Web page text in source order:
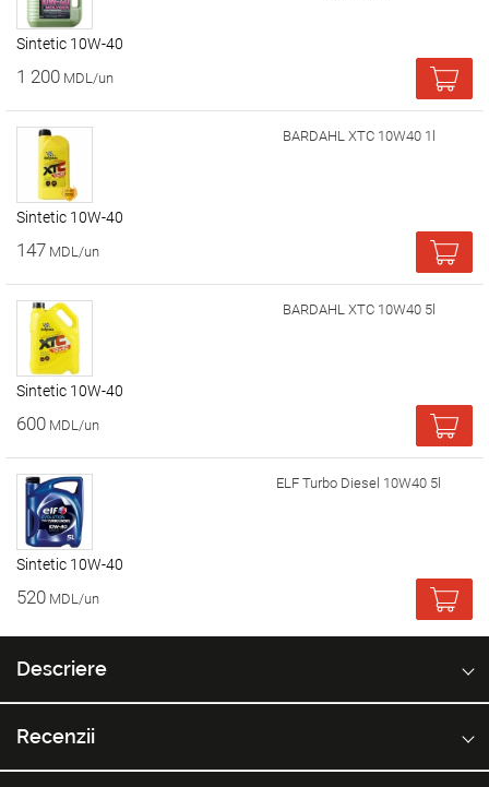
Sintetic 10W-40
1 200 MDL/un
BARDAHL XTC 10W40 1l
Sintetic 10W-40
147 MDL/un
BARDAHL XTC 10W40 5l
Sintetic 10W-40
600 MDL/un
ELF Turbo Diesel 10W40 5l
Sintetic 10W-40
520 MDL/un
Descriere
Recenzii